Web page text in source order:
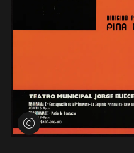
Voir les crédits